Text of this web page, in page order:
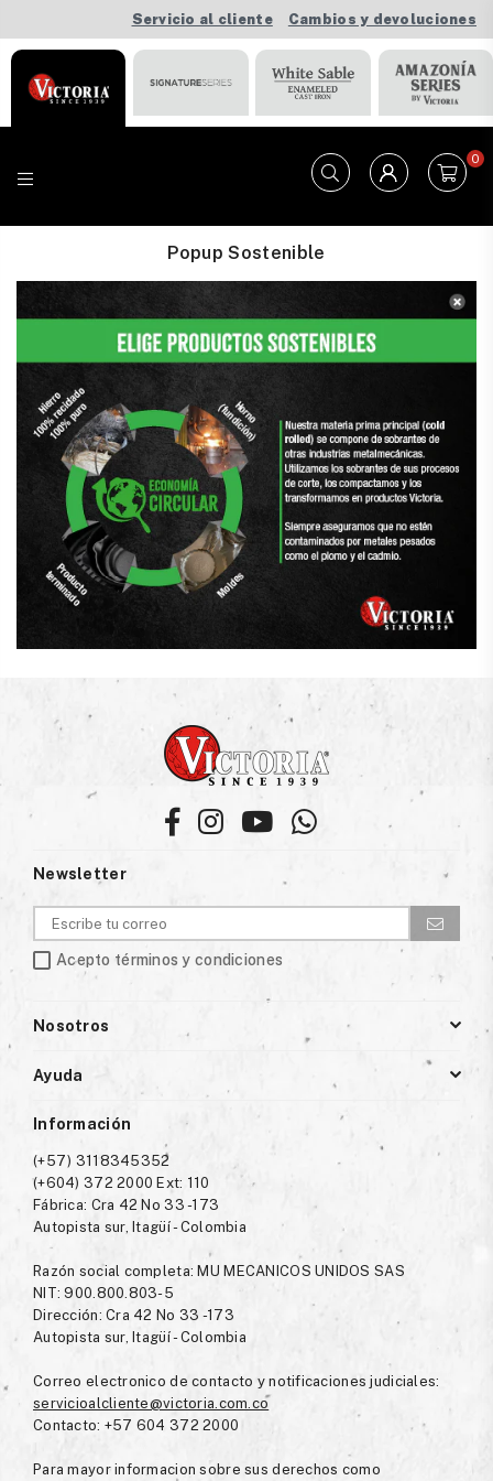
Servicio al cliente Cambios y devoluciones
0
Popup Sostenible
FacebookInstagramYouTubeWhatsapp
Newsletter
Acepto términos y condiciones
Nosotros
Ayuda
Información
(+57) 3118345352
(+604) 372 2000 Ext: 110
Fábrica: Cra 42 No 33 -173
Autopista sur, Itagüí - Colombia
Razón social completa: MU MECANICOS UNIDOS SAS
NIT: 900.800.803-5
Dirección: Cra 42 No 33 -173
Autopista sur, Itagüí - Colombia
Correo electronico de contacto y notificaciones judiciales:
servicioalcliente@victoria.com.co
Contacto: +57 604 372 2000
Para mayor informacion sobre sus derechos como